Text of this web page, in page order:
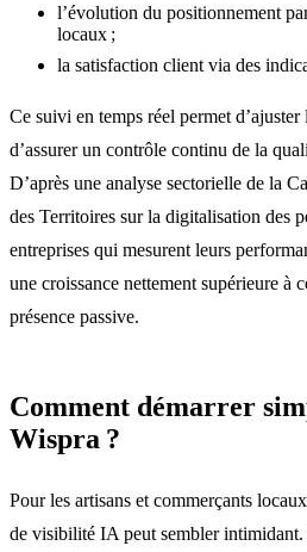
l’évolution du positionnement
locaux ;
la satisfaction client via des
Ce suivi en temps réel permet
d’assurer un contrôle continu de la
D’après une analyse sectorielle de la
des Territoires sur la digitalisation des
entreprises qui mesurent leurs
une croissance nettement supérieure à
présence passive.
Comment démarrer
Wispra ?
Pour les artisans et commerçants
de visibilité IA peut sembler intimidant.